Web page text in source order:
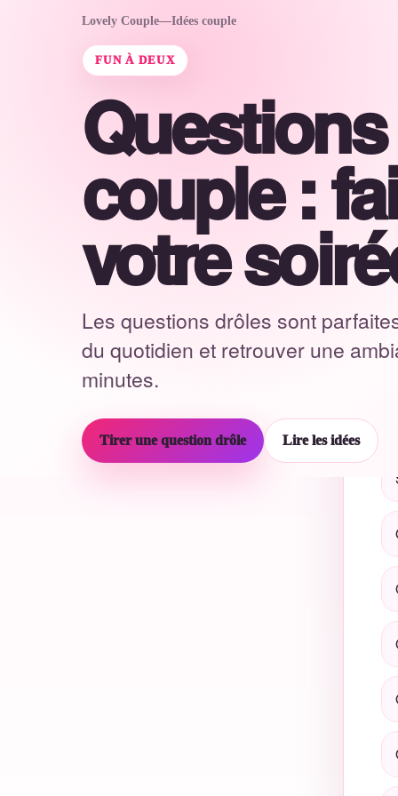
Lovely Couple
Lovely Couple—Idées couple
FUN À DEUX
couple :
votre
Les questions drôles sont
du quotidien et retrouver une
minutes.
Tirer une question drôle Lire les idées
Dans ce guide
Questions drôles à poser en
couple
Quand poser ces questions ?
Variantes pour rendre le jeu
plus vivant